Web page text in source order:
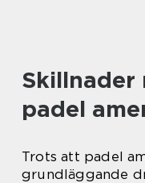
Skillnader
padel
Trots att padel
grundläggande